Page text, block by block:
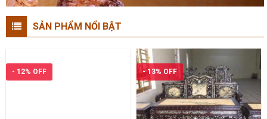
SẢN PHẨM NỔI BẬT
- 12% OFF - 13% OFF